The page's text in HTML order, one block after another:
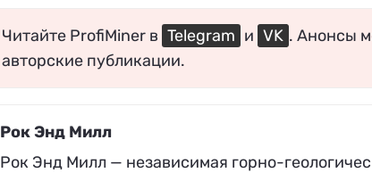
Читайте ProfiMiner в Telegram и VK . Анонсы
авторские публикации.
Рок Энд Милл
Рок Энд Милл — независимая горно-